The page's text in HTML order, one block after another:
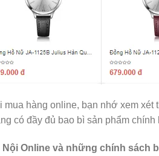
hàng online, bạn nhớ xem xét
có đầy đủ bao bì sản phẩm chính
Online và những chính sách